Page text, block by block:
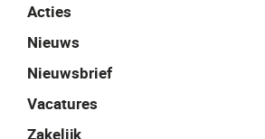
Acties
Nieuws
Nieuwsbrief
Vacatures
Zakelijk